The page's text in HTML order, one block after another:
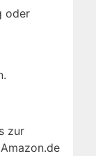
oder
zur